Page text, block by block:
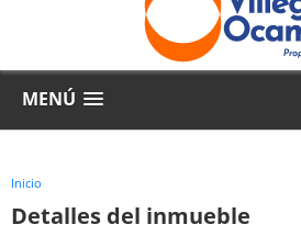
MENÚ
Inicio
Detalles del inmueble